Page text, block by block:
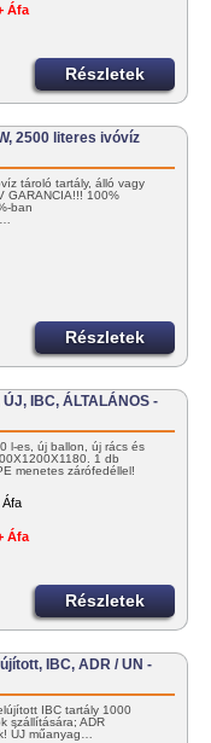
Áfa
Részletek
2500 literes ivóvíz
tároló tartály, álló vagy
GARANCIA!!! 100%
ban
Részletek
IBC, ÁLTALÁNOS -
l-es, új ballon, új rács és
1 db
menetes zárófedéllel!
Áfa
Áfa
Részletek
IBC, ADR / UN -
IBC tartály 1000
szállítására; ADR
ÚJ műanyag…